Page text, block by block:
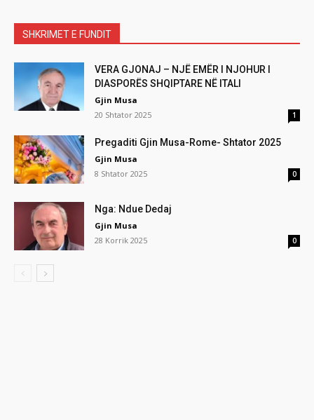
SHKRIMET E FUNDIT
VERA GJONAJ – NJË EMËR I NJOHUR I
DIASPORËS SHQIPTARE NË ITALI
Gjin Musa
20 Shtator 2025
1
Pregaditi Gjin Musa-Rome- Shtator 2025
Gjin Musa
8 Shtator 2025
0
Nga: Ndue Dedaj
Gjin Musa
28 Korrik 2025
0